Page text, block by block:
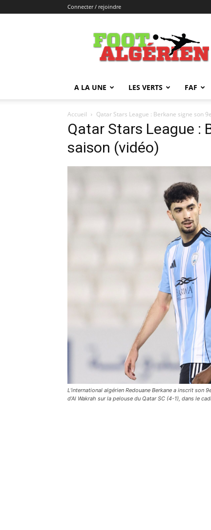
Connecter / rejoindre
FOOTALGERIEN
A LA UNE LES VERTS FAF
Accueil Qatar Stars League : Berkane signe son
Qatar Stars League :
saison (vidéo)
L’international algérien Redouane Berkane a inscrit son
d’Al Wakrah sur la pelouse du Qatar SC (4-1), dans le